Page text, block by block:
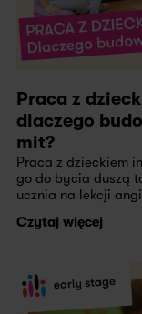
Praca z
dlaczego
mit?
Praca z dzieckiem
go do bycia duszą
ucznia na lekcji
Czytaj więcej